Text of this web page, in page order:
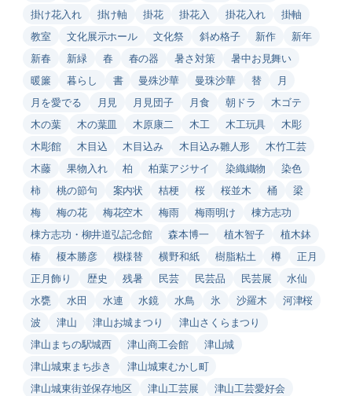
掛け花入れ
掛け軸 掛花 掛花入 掛花入れ
掛軸
教室
文化展示ホール 文化祭 斜め格子 新作
新年
新春
新緑 春 春の器 暑さ対策
暑中お見舞い
暖簾
暮らし 書 曼殊沙華 曼珠沙華 替
月
月を愛でる
月見 月見団子 月食 朝ドラ
木ゴテ
木の葉
木の葉皿 木原康二 木工 木工玩具
木彫
木彫館
木目込 木目込み 木目込み雛人形
木竹工芸
木藤
果物入れ 柏 柏葉アジサイ 染織織物
染色
柿
桃の節句 案内状 桔梗 桜 桜並木 桶
梁
梅
梅の花 梅花空木 梅雨 梅雨明け
棟方志功
棟方志功・柳井道弘記念館
森本博一 植木智子
植木鉢
椿
榎本勝彦 模様替 横野和紙 樹脂粘土 樽
正月
正月飾り
歴史 残暑 民芸 民芸品 民芸展
水仙
水甕
水田 水連 水鏡 水鳥 氷 沙羅木
河津桜
波
津山 津山お城まつり
津山さくらまつり
津山まちの駅城西
津山商工会館
津山城
津山城東まち歩き
津山城東むかし町
津山城東街並保存地区
津山工芸展
津山工芸愛好会